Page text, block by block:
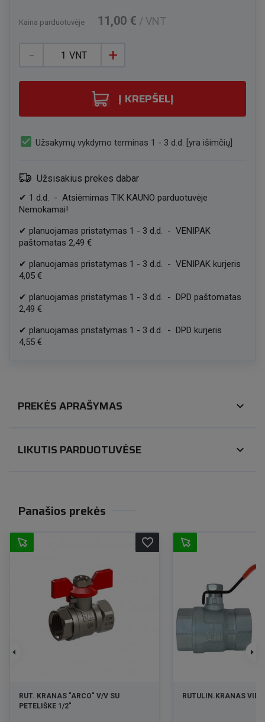
Kaina parduotuvėje 11,00 € / VNT
- +
VNT
Į KREPŠELĮ
check_box Užsakymų vykdymo terminas 1 - 3 d.d. [yra išimčių]
Užsisakius prekes dabar
✔ 1 d.d. - Atsiėmimas TIK KAUNO parduotuvėje
Nemokamai!
✔ planuojamas pristatymas 1 - 3 d.d. - VENIPAK
paštomatas 2,49 €
✔ planuojamas pristatymas 1 - 3 d.d. - VENIPAK kurjeris
4,05 €
✔ planuojamas pristatymas 1 - 3 d.d. - DPD paštomatas
2,49 €
✔ planuojamas pristatymas 1 - 3 d.d. - DPD kurjeris
4,55 €
PREKĖS APRAŠYMAS expand_more
LIKUTIS PARDUOTUVĖSE expand_more
Panašios prekės
RUT. KRANAS "ARCO" V/V SU
PETELIŠKE 1/2"
favorite_border
RUTULIN.KRANAS